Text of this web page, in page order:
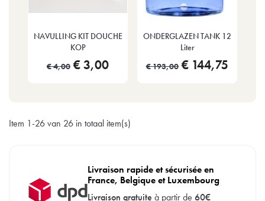
NAVULLING KIT DOUCHE
KOP
€ 4,00 € 3,00
ONDERGLAZEN TANK 12
Liter
€ 193,00 € 144,75
Item 1-26 van 26 in totaal item(s)
Livraison rapide et sécurisée en
France, Belgique et Luxembourg
Livraison gratuite à partir de 60€